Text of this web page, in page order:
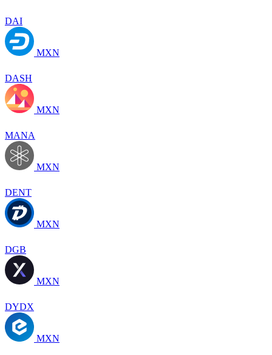
DAI
MXN
DASH
MXN
MANA
MXN
DENT
MXN
DGB
MXN
DYDX
MXN